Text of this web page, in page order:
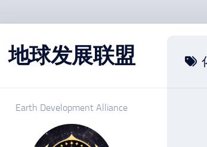
地球发展联盟
Earth Development Alliance